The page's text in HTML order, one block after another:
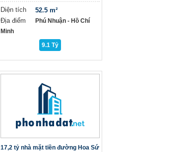
Diện tích
Địa điểm
52.5 m²
Phú Nhuận - Hồ Chí
Minh
9.1 Tỷ
17,2 tỷ nhà mặt tiền đường Hoa Sứ